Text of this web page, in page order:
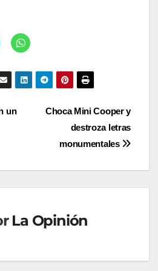
Choca Mini Cooper y
destroza letras
monumentales
un
La Opinión